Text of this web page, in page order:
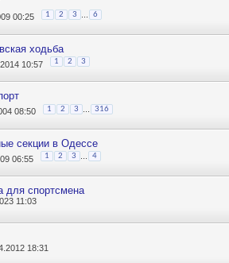
00:25 1 2 3 6
ходьба
10:57 1 2 3
08:50 1 2 3 316
секции в Одессе
06:55 1 2 3 4
для спортсмена
11:03
18:31